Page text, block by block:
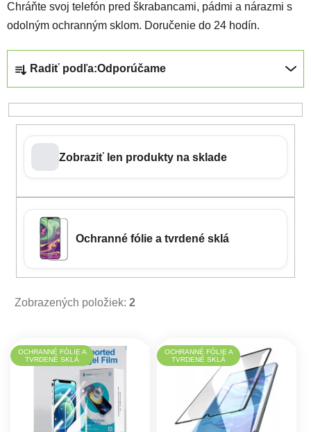
Chráňte svoj telefón pred škrabancami, pádmi a nárazmi s
odolným ochranným sklom. Doručenie do 24 hodín.
Radiť podľa:Odporúčame
Zobraziť len produkty na sklade
Ochranné fólie a tvrdené sklá
Zobrazených položiek: 2
Výpis produktov
OCHRANNÉ FÓLIE A
TVRDENÉ SKLÁ
OCHRANNÉ FÓLIE A
TVRDENÉ SKLÁ